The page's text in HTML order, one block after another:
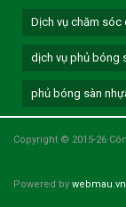
Dịch vụ chăm sóc
dịch vụ phủ bóng
phủ bóng sàn
Copyright © 2015-26
Powered by webmau.vn